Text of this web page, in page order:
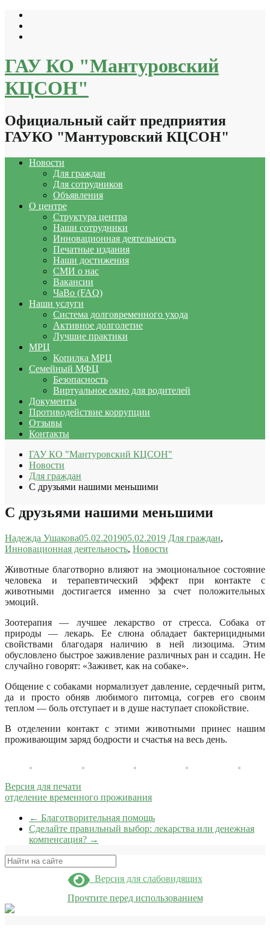
Перейти
содержимому
ГАУ КО "Мантуровский
КЦСОН"
Официальный сайт предприятия
ГАУКО "Мантуровский КЦСОН"
Новости
Для граждан
Для сотрудников
Объявления
О центре
Структура центра
Наши сотрудники
Инновационная деятельность
Печатные издания
Наши достижения
СМИ о нас
Вакансии
ЧаВо (FAQ)
Наши услуги
Система долговременного ухода
Активное долголетие
Лучшие практики
МРЦ
Копилка МРЦ
Семейный МФЦ
Безопасность
Виртуальное окно для родителей
Документы
Противодействие коррупции
Отзывы
Контакты
ГАУ КО "Мантуровский КЦСОН"
Новости
Для граждан
С друзьями нашими меньшими
С друзьями нашими меньшими
Надежда Ушакова05.02.201905.02.2019 Для граждан,
Инновационная деятельность, Новости
Животные благотворно влияют на эмоциональное состояние
человека и терапевтический эффект при контакте с
животными достигается именно за счет положительных
эмоций.
Зоотерапия — лучшее лекарство от стресса. Собака от
природы — лекарь. Ее слюна обладает бактерицидными
свойствами благодаря наличию в ней лизоцима. Этим
обусловлено быстрое заживление различных ран и ссадин. Не
случайно говорят: «Заживет, как на собаке».
Общение с собаками нормализует давление, сердечный ритм,
да и просто обняв любимого питомца, согрев его своим
теплом — боль отступает и в душе наступает спокойствие.
В отделении контакт с этими животными принес нашим
проживающим заряд бодрости и счастья на весь день.
Версия для печати
отделение временного проживания
← Благотворительная помощь
Сделайте правильный выбор: лекарства или денежная
компенсация? →
Поиск
Версия для слабовидящих
Прочтите перед использованием